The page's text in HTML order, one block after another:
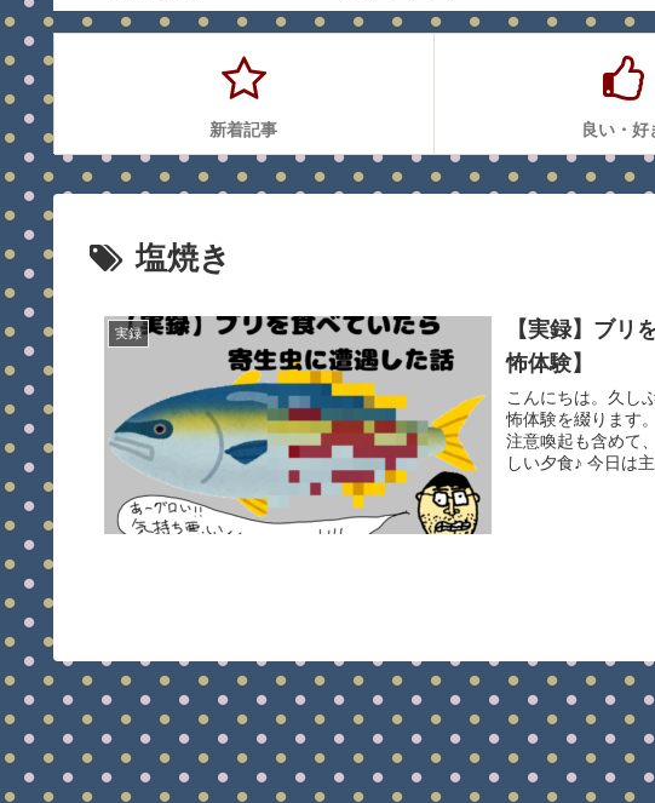
新着記事 良い・好
塩焼き
実録
【実録】ブリ
怖体験】
こんにちは。久し
怖体験を綴ります
注意喚起も含めて
しい夕食♪ 今日は主